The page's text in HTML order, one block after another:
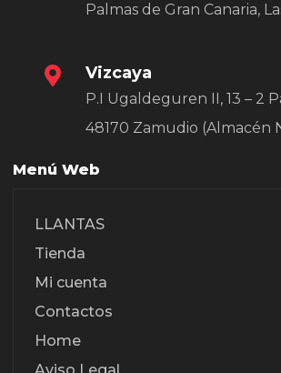
Palmas de Gran Canaria,
Vizcaya
P.I Ugaldeguren II, 13 – 2
48170 Zamudio (Almacén
Menú Web
LLANTAS
Tienda
Mi cuenta
Contactos
Home